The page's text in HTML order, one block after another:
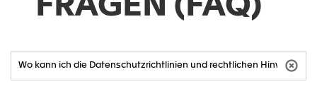
FRAGEN (FAQ)